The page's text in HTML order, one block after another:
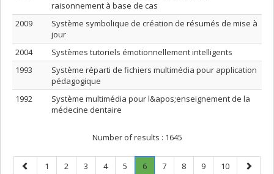
raisonnement à base de cas
2009
Système symbolique de création de résumés de mise à
jour
2004
Systèmes tutoriels émotionnellement intelligents
1993
Système réparti de fichiers multimédia pour application
pédagogique
1992
Système multimédia pour l&apos;enseignement de la
médecine dentaire
Number of results : 1645
Previous
Page
1 Page
2 Page
3 Page
4 Page
5 Page
6.
Page
7 Page
8 Page
9 Page
10
Next